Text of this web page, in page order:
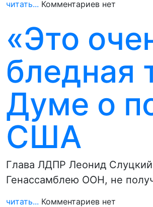
читать... Комментариев нет
«Это
бледная
Думе о
США
Глава ЛДПР Леонид
Генассамблею ООН, не
читать... Комментариев нет